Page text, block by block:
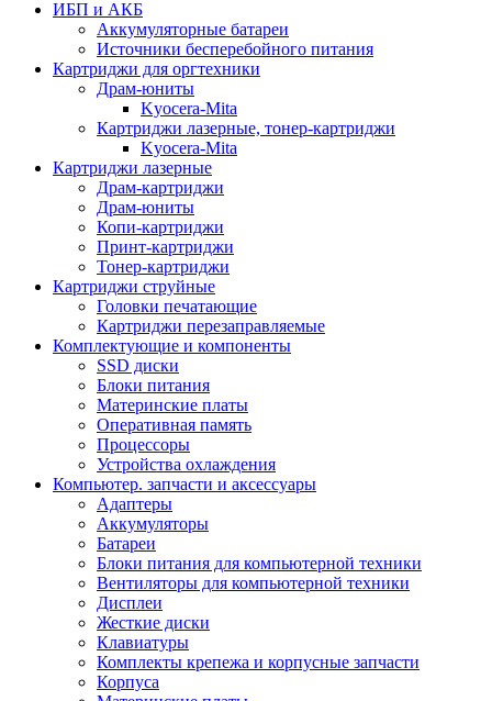
ИБП и АКБ
Аккумуляторные батареи
Источники бесперебойного питания
Картриджи для оргтехники
Драм-юниты
Kyocera-Mita
Картриджи лазерные, тонер-картриджи
Kyocera-Mita
Картриджи лазерные
Драм-картриджи
Драм-юниты
Копи-картриджи
Принт-картриджи
Тонер-картриджи
Картриджи струйные
Головки печатающие
Картриджи перезаправляемые
Комплектующие и компоненты
SSD диски
Блоки питания
Материнские платы
Оперативная память
Процессоры
Устройства охлаждения
Компьютер. запчасти и аксессуары
Адаптеры
Аккумуляторы
Батареи
Блоки питания для компьютерной техники
Вентиляторы для компьютерной техники
Дисплеи
Жесткие диски
Клавиатуры
Комплекты крепежа и корпусные запчасти
Корпуса